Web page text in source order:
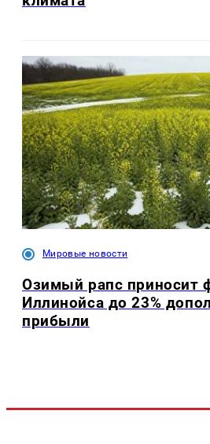
Мировые новости
Озимый рапс приносит
Иллинойса до 23%
прибыли